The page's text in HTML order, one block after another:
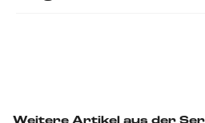
Weitere Artikel aus der